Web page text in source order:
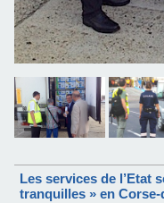
Les services de l’Etat
tranquilles » en Corse-